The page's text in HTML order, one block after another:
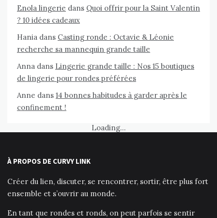
Enola lingerie dans Quoi offrir pour la Saint Valentin
? 10 idées cadeaux
Hania dans Casting ronde : Octavie & Léonie
recherche sa mannequin grande taille
Anna dans Lingerie grande taille : Nos 15 boutiques
de lingerie pour rondes préférées
Anne dans 14 bonnes habitudes à garder après le
confinement !
Loading...
À PROPOS DE CURVY LINK
Créer du lien, discuter, se rencontrer, sortir, être plus fort
ensemble et s’ouvrir au monde.
En tant que rondes et ronds, on peut parfois se sentir